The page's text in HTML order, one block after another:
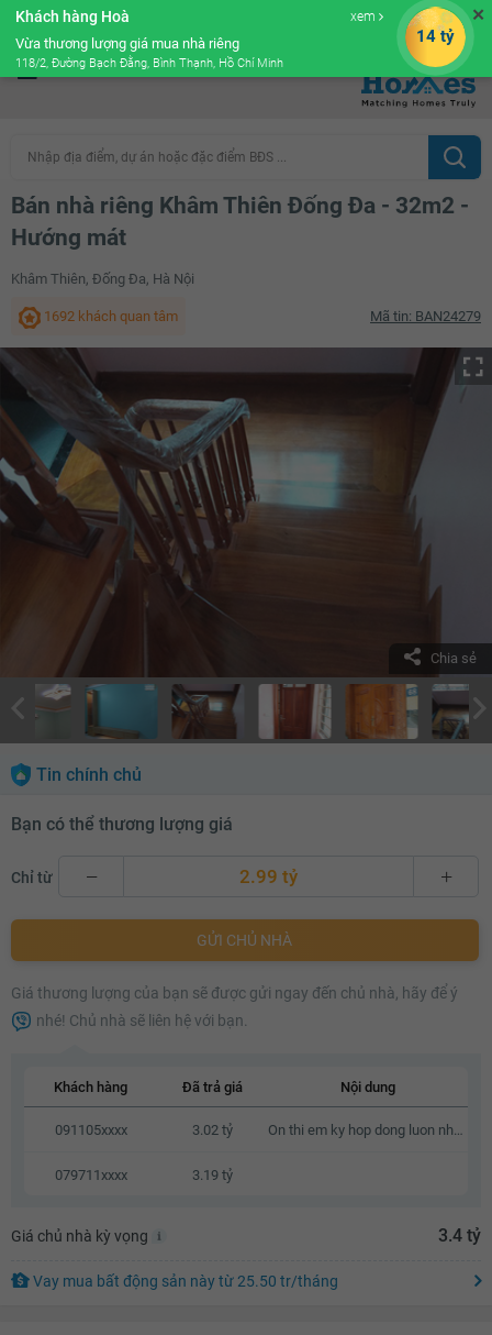
Cộng đồng Môi giới bPRO
Nhập địa điểm, dự án hoặc đặc điểm BĐS ...
Bán nhà riêng Khâm Thiên Đống Đa - 32m2 -
Hướng mát
Khâm Thiên, Đống Đa, Hà Nội
1692 khách quan tâm Mã tin: BAN24279
Chia sẻ
Tin chính chủ
Bạn có thể thương lượng giá
Chỉ từ 2.99 tỷ
3.03 tỷ
3.09 tỷ
GỬI CHỦ NHÀ
Giá thương lượng của bạn sẽ được gửi ngay đến chủ nhà, hãy để ý
nhé! Chủ nhà sẽ liên hệ với bạn.
Khách hàng Đã trả giá Nội dung
091105xxxx 3.02 tỷ
079711xxxx 3.19 tỷ
Giá chủ nhà kỳ vọng 3.4 tỷ
Vay mua bất động sản nàytừ25.50 tr/tháng
✕
Khách hàng Hoà xem
Vừa thương lượng giá mua nhà riêng
118/2, Đường Bạch Đằng, Bình Thạnh, Hồ Chí Minh
14 tỷ